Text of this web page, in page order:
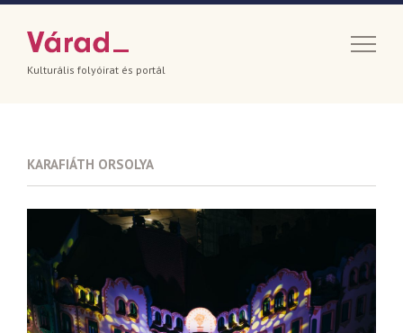
Kulturális folyóirat és portál
KARAFIÁTH ORSOLYA